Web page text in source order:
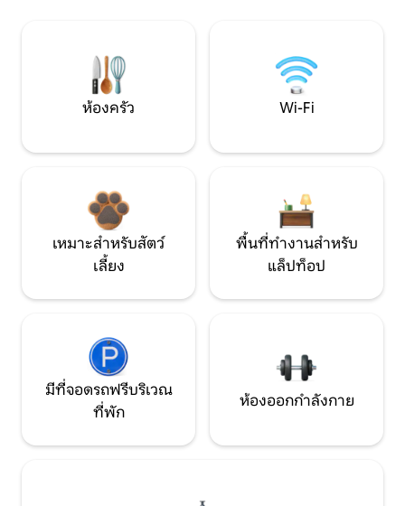
ห้องครัว Wi-Fi
เหมาะสำหรับสัตว์
เลี้ยง
พื้นที่ทำงานสำหรับ
แล็ปท็อป
มีที่จอดรถฟรีบริเวณ
ที่พัก
ห้องออกกำลังกาย